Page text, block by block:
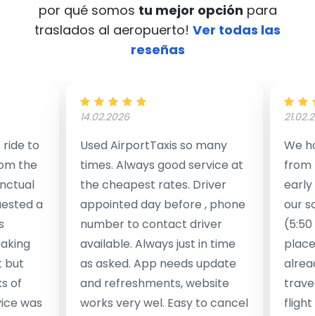
por qué somos tu mejor opción para
traslados al aeropuerto! Ver todas las
reseñas
to
the
a
but
of
was
14.02.2026
Used AirportTaxis so many
times. Always good service at
the cheapest rates. Driver
appointed day before , phone
number to contact driver
available. Always just in time
as asked. App needs update
and refreshments, website
works very wel. Easy to cancel
We
from
early
our
flight